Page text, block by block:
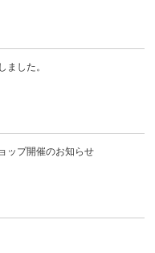
した。
ップ開催のお知らせ